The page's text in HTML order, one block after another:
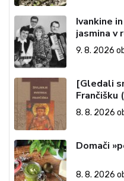
Ivankine
jasmina v
9. 8. 2026
[Gledali
Frančišku
8. 8. 2026
Domači
8. 8. 2026